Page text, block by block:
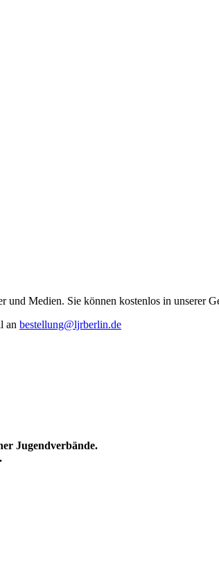
Medien. Sie können kostenlos in unserer
an bestellung@ljrberlin.de
Jugendverbände.